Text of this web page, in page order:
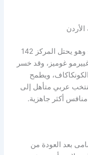
يدخل منتخب جمهورية الدومينيكان اللقاء وهو يحتل المركز 142
غوميز، وقد خسر
ويطمح
عربي متأهل إلى
أكثر جاهزية.
بعد العودة من